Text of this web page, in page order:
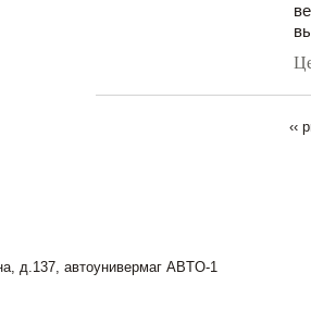
‹‹
д.137, автоунивермаг ABTO-1